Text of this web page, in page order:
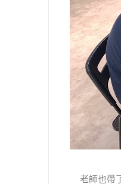
老師也帶了